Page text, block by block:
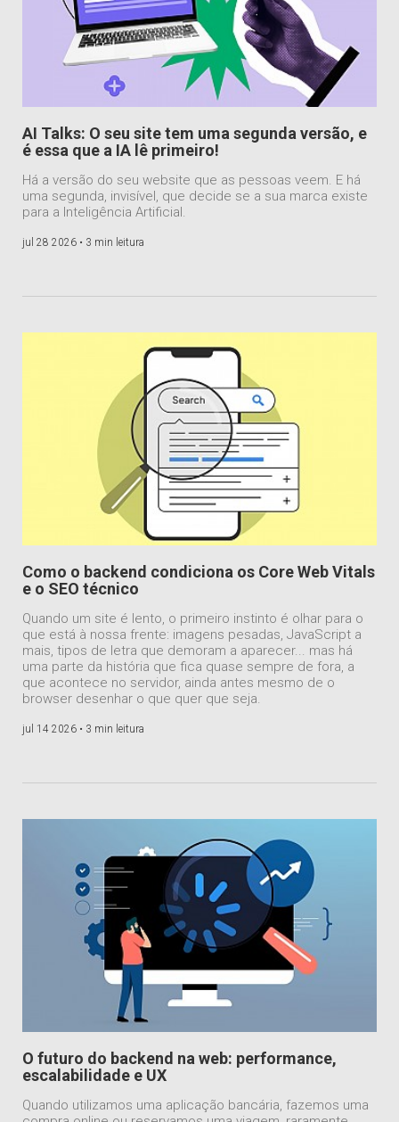
AI Talks: O seu site tem uma segunda versão, e
é essa que a IA lê primeiro!
Há a versão do seu website que as pessoas veem. E há
uma segunda, invisível, que decide se a sua marca existe
para a Inteligência Artificial.
jul 28 2026 • 3 min leitura
Como o backend condiciona os Core Web Vitals
e o SEO técnico
Quando um site é lento, o primeiro instinto é olhar para o
que está à nossa frente: imagens pesadas, JavaScript a
mais, tipos de letra que demoram a aparecer... mas há
uma parte da história que fica quase sempre de fora, a
que acontece no servidor, ainda antes mesmo de o
browser desenhar o que quer que seja.
jul 14 2026 • 3 min leitura
O futuro do backend na web: performance,
escalabilidade e UX
Quando utilizamos uma aplicação bancária, fazemos uma